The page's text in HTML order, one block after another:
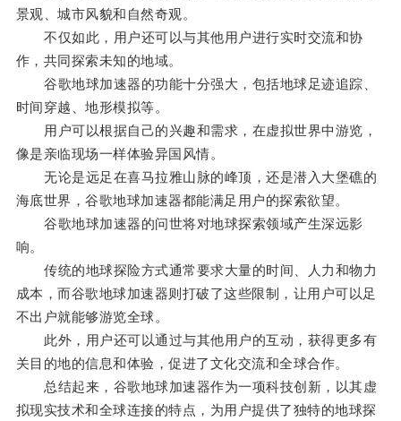
景观、城市风貌和自然奇观。
不仅如此，用户还可以与其他用户进行实时交流和协
作，共同探索未知的地域。
谷歌地球加速器的功能十分强大，包括地球足迹追踪、
时间穿越、地形模拟等。
用户可以根据自己的兴趣和需求，在虚拟世界中游览，
像是亲临现场一样体验异国风情。
无论是远足在喜马拉雅山脉的峰顶，还是潜入大堡礁的
海底世界，谷歌地球加速器都能满足用户的探索欲望。
谷歌地球加速器的问世将对地球探索领域产生深远影
响。
传统的地球探险方式通常要求大量的时间、人力和物力
成本，而谷歌地球加速器则打破了这些限制，让用户可以足
不出户就能够游览全球。
此外，用户还可以通过与其他用户的互动，获得更多有
关目的地的信息和体验，促进了文化交流和全球合作。
总结起来，谷歌地球加速器作为一项科技创新，以其虚
拟现实技术和全球连接的特点，为用户提供了独特的地球探